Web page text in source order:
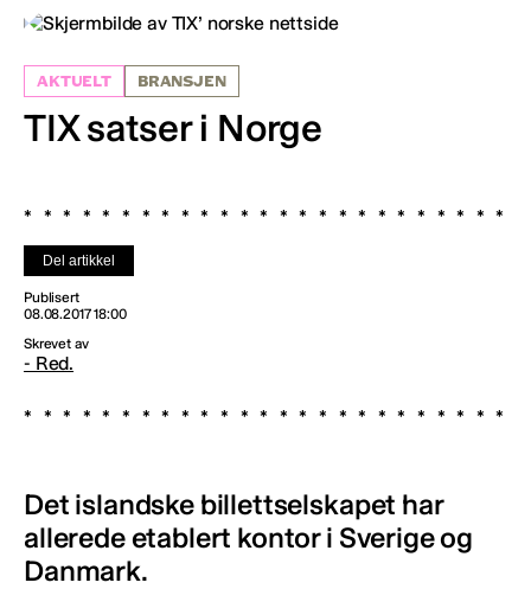
AKTUELT BRANSJEN
TIX satser i Norge
Del artikkel
Publisert
08.08.2017 18:00
Skrevet av
- Red.
Det islandske billettselskapet har
allerede etablert kontor i Sverige og
Danmark.